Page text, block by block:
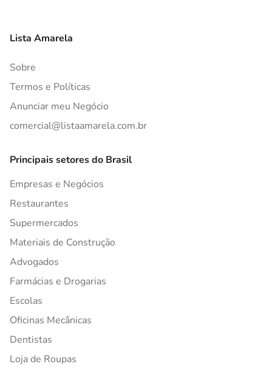
Lista Amarela
Sobre
Termos e Políticas
Anunciar meu Negócio
comercial@listaamarela.com.br
Principais setores do Brasil
Empresas e Negócios
Restaurantes
Supermercados
Materiais de Construção
Advogados
Farmácias e Drogarias
Escolas
Oficinas Mecânicas
Dentistas
Loja de Roupas